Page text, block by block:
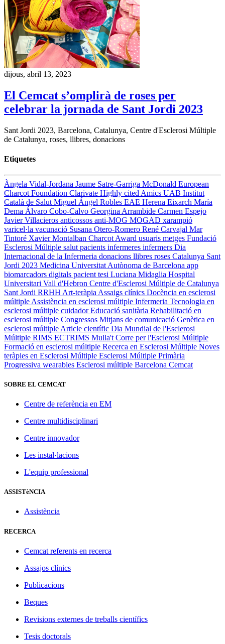
dijous, abril 13, 2023
El Cemcat s’omplirà de roses per
celebrar la jornada de Sant Jordi 2023
Sant Jordi 2023, Barcelona, Catalunya, Centre d'Esclerosi Múltiple
de Catalunya, roses, llibres, donacions
Etiquetes
Àngela Vidal-Jordana Jaume Satre-Garriga McDonald European
Charcot Foundation Clarivate Highly cited Amics UAB Institut
Català de Salut Miguel Ángel Robles EAE Herena Eixarch María
Dema Álvaro Cobo-Calvo Georgina Arrambide Carmen Espejo
Javier Villacieros anticossos anti-MOG MOGAD xarampió
varicel·la vacunació Susana Otero-Romero René Carvajal Mar
Tintoré Xavier Montalban Charcot Award usuaris metges Fundació
Esclerosi Múltiple salut pacients infermeres infermers Dia
Internacional de la Infermeria donacions llibres roses Catalunya Sant
Jordi 2023 Medicina Universitat Autònoma de Barcelona app
biomarcadors digitals pacient tesi Luciana Midaglia Hospital
Universitari Vall d'Hebron Centre d'Esclerosi Múltiple de Catalunya
Sant Jordi RRHH Art-teràpia Assaigs clínics Docència en esclerosi
múltiple Assistència en esclerosi múltiple Infermeria Tecnologia en
esclerosi múltiple cuidadorEducació sanitària Rehabilitació en
esclerosi múltiple Congressos Mitjans de comunicació Genètica en
esclerosi múltiple Article científic Dia Mundial de l'Esclerosi
Múltiple RIMS ECTRIMS Mulla't Corre per l'Esclerosi Múltiple
Formació en esclerosi múltiple Recerca en Esclerosi Múltiple Noves
teràpies en Esclerosi Múltiple Esclerosi Múltiple Primària
Progressiva wearables Esclerosi múltiple Barcelona Cemcat
SOBRE EL CEMCAT
Centre de referència en EM
Centre multidisciplinari
Centre innovador
Les instal·lacions
L'equip professional
ASSISTèNCIA
Assistència
RECERCA
Cemcat referents en recerca
Assajos clínics
Publicacions
Beques
Revisions externes de treballs científics
Tesis doctorals